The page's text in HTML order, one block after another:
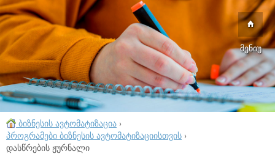
მენიუ
ბიზნესის ავტომატიზაცია ›
პროგრამები ბიზნესის ავტომატიზაციისთვის ›
დასწრების ჟურნალი